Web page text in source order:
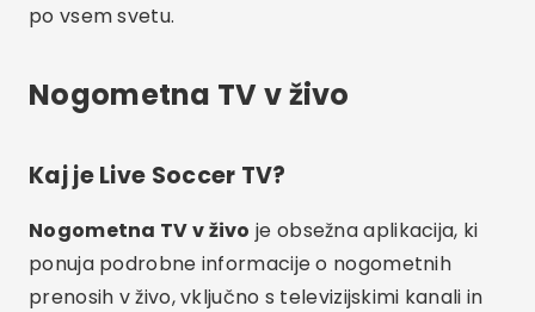
po vsem svetu.
Nogometna TV v živo
Kaj je Live Soccer TV?
Nogometna TV v živo je obsežna aplikacija, ki
ponuja podrobne informacije o nogometnih
prenosih v živo, vključno s televizijskimi kanali in